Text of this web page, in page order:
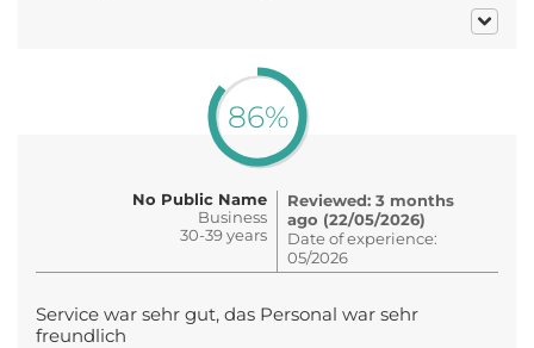
86%
No Public Name
Business
30-39 years
Reviewed: 3 months
ago (22/05/2026)
Date of experience:
05/2026
Service war sehr gut, das Personal war sehr
freundlich